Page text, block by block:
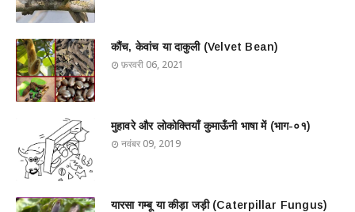
कौंच, केवांच या दाकुली (Velvet Bean)
फ़रवरी 06, 2021
मुहावरे और लोकोक्तियाँ कुमाऊँनी भाषा में (भाग-०१)
नवंबर 09, 2019
यारसा गम्बू या कीड़ा जड़ी (Caterpillar Fungus)